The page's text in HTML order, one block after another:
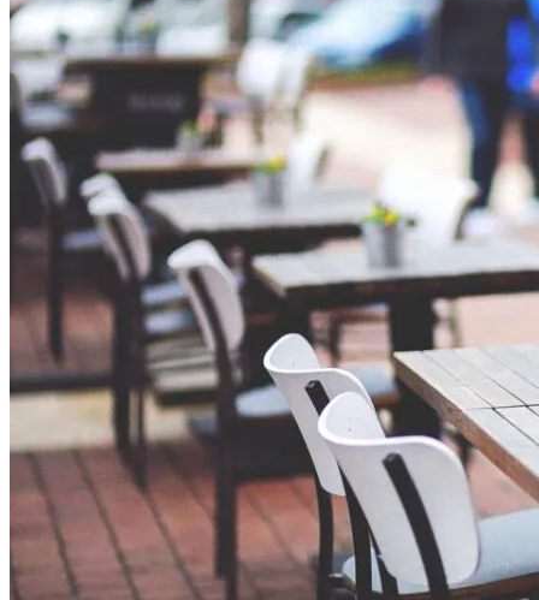
На Какую Зарплату Могут
Рассчитывать Украинцы За Рубежом:
Советы Для Беженцев
Индия Не Будет Спрашивать
Разрешения На Запуск Моделей ИИ
Вредно, Но Выгодно: В США Запрет На
Асбест Приняли Только Сейчас
В Киеве Появится Арт-Объект В Виде
«Мусорного Человека»
В Киеве Устроили Пробег Суперкаров